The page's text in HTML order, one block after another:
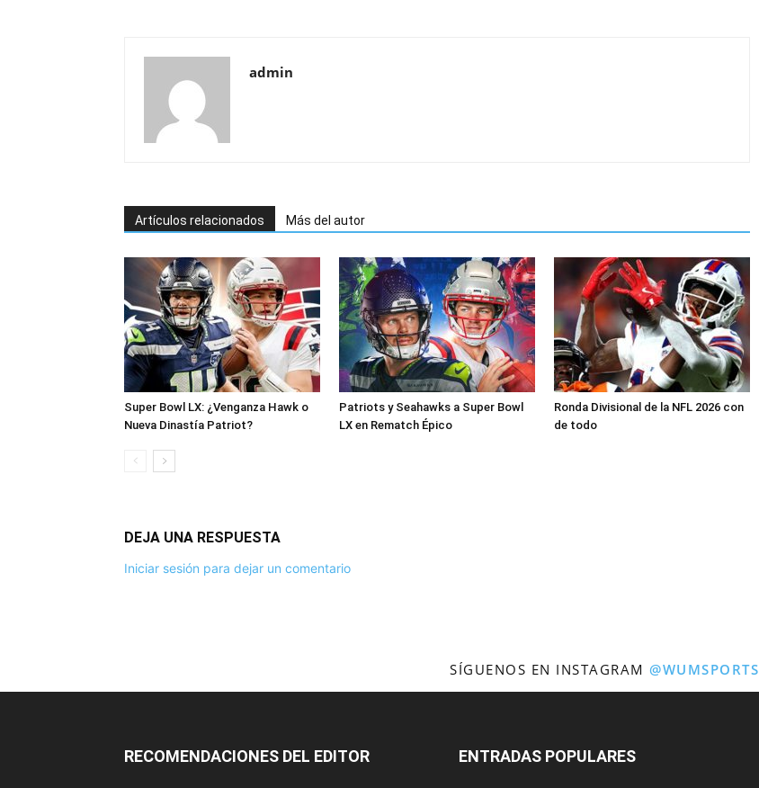
admin
Artículos relacionados Más del autor
Super Bowl LX: ¿Venganza Hawk o
Nueva Dinastía Patriot?
Patriots y Seahawks a Super Bowl
LX en Rematch Épico
Ronda Divisional de la NFL 2026 con
de todo
DEJA UNA RESPUESTA
Iniciar sesión para dejar un comentario
SÍGUENOS EN INSTAGRAM @WUMSPORTS
RECOMENDACIONES DEL EDITOR ENTRADAS POPULARES